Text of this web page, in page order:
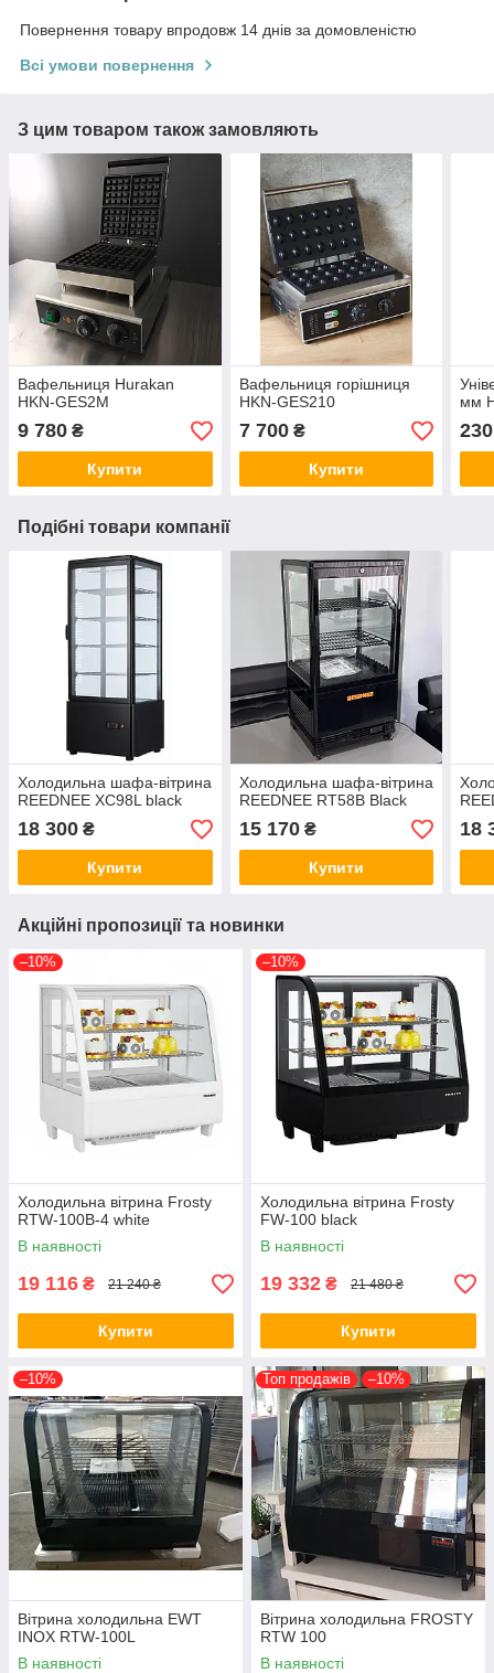
Повернення товару впродовж 14 днів за домовленістю
Всі умови повернення
З цим товаром також замовляють
Вафельниця Hurakan
HKN-GES2M
9 780 ₴
Купити
Вафельниця горішниця
HKN-GES210
7 700₴
Купити
мм
230
Подібні товари компанії
Холодильна шафа-вітрина
REEDNEE XC98L black
18 300 ₴
Купити
Холодильна шафа-вітрина
REEDNEE RT58B Black
15 170₴
Купити
18
Акційні пропозиції та новинки
–10%
Холодильна вітрина Frosty
RTW-100B-4 white
В наявності
19 116 ₴ 21 240 ₴
Купити
–10%
Холодильна вітрина Frosty
FW-100 black
В наявності
19 332 ₴ 21 480 ₴
Купити
–10%
Вітрина холодильна EWT
INOX RTW-100L
В наявності
Топ продажів –10%
Вітрина холодильна FROSTY
RTW 100
В наявності